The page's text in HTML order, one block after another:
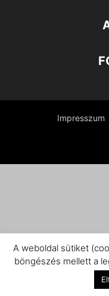
Impresszum
A weboldal sütiket
böngészés mellett a